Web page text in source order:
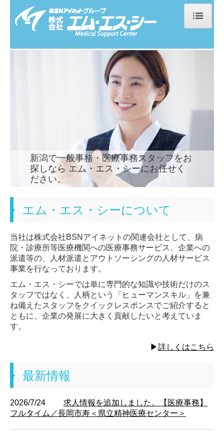
BSNグループ行動規範
個人情報保護方針
求人情報
新卒採用
お仕事紹介
先輩紹介・インタビュー
新潟で一般事務・医療事務スタッフをお
探しなら エム・エス・シーにお任せく
ださい。
エム・エス・シーについて
当社は株式会社BSNアイネットの関連会社として、病
院・診療所等医療機関への医療事務サービス、企業への
派遣等の、人材派遣とアウトソーシングの人材サービス
事業を行なっております。
エム・エス・シーでは単に専門的な知識や技術だけのス
タッフではなく、人柄という「ヒューマンスキル」を兼
ね備えたスタッフをクイックレスポンスでご紹介すると
ともに、企業の発展に大きく貢献したいと考えていま
す。
▶︎詳しくはこちら
最新情報
2026/7/24 求人情報を追加しました。【医療事務】
フルタイム／長岡市寿＜県立精神医療センター＞